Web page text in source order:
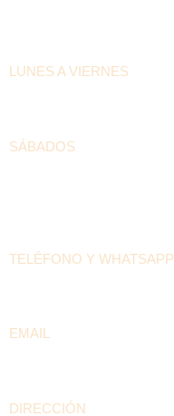
LUNES A VIERNES
SÁBADOS
TELÉFONO Y WHATSAPP
EMAIL
DIRECCIÓN